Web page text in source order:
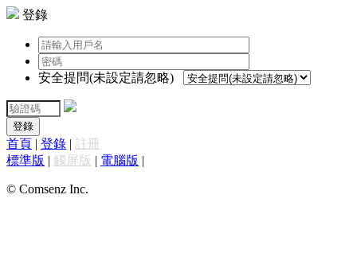
登錄
安全提問(未設定請忽略)
登錄
首頁 | 登錄 | 註冊
標準版 | 觸屏版 | 電腦版 |
© Comsenz Inc.